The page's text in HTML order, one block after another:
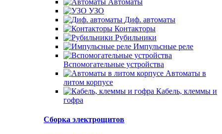
УЗО
Диф. автоматы
Контакторы
Рубильники
Импульсные реле
Вспомогательные устройства
Автоматы в
литом корпусе
Кабель, клеммы и
гофра
Сборка электрощитов